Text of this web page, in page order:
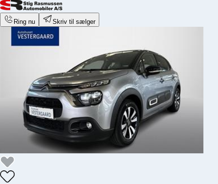
Ring nu Skriv til sælger